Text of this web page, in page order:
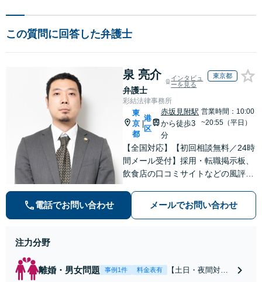
この質問に回答した弁護士
泉 亮介
弁護士
インタビュ
ーを見る
東京都
彩結法律事務所
東
京
都
港
区
赤坂見附駅
から徒歩3
分
営業時間：10:00
~20:55（平日）
【全国対応】【初回相談無料／24時
間メール受付】採用・転職掲示板、
飲食店の口コミサイトなどの風評被
の種類を問わず相談可。可能な限り
早期対応で駆けつけサポート【労
電話でお問い合わせ メールでお問い合わせ
注力分野
離婚・男女問題 事例1件 料金表有
【土日・夜間対応